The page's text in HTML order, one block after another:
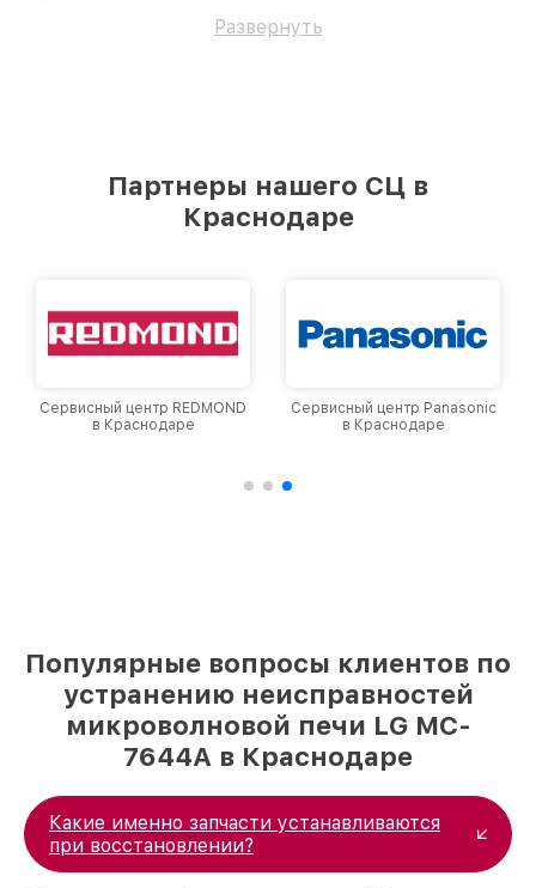
Развернуть
Партнеры нашего СЦ в
Краснодаре
Сервисный центр REDMOND
в Краснодаре
Сервисный центр Panasonic
в Краснодаре
Популярные вопросы клиентов по
устранению неисправностей
микроволновой печи LG MC-
7644A в Краснодаре
Какие именно запчасти устанавливаются
при восстановлении?